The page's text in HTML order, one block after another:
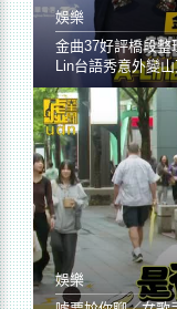
娛樂
金曲37好評橋段整
Lin台語秀意外變
娛樂